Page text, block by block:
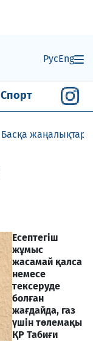
РусEng
Спорт
Басқа жаңалықтар
Есептегіш
жұмыс
жасамай қалса
немесе
тексеруде
болған
жағдайда, газ
үшін төлемақы
ҚР Табиғи